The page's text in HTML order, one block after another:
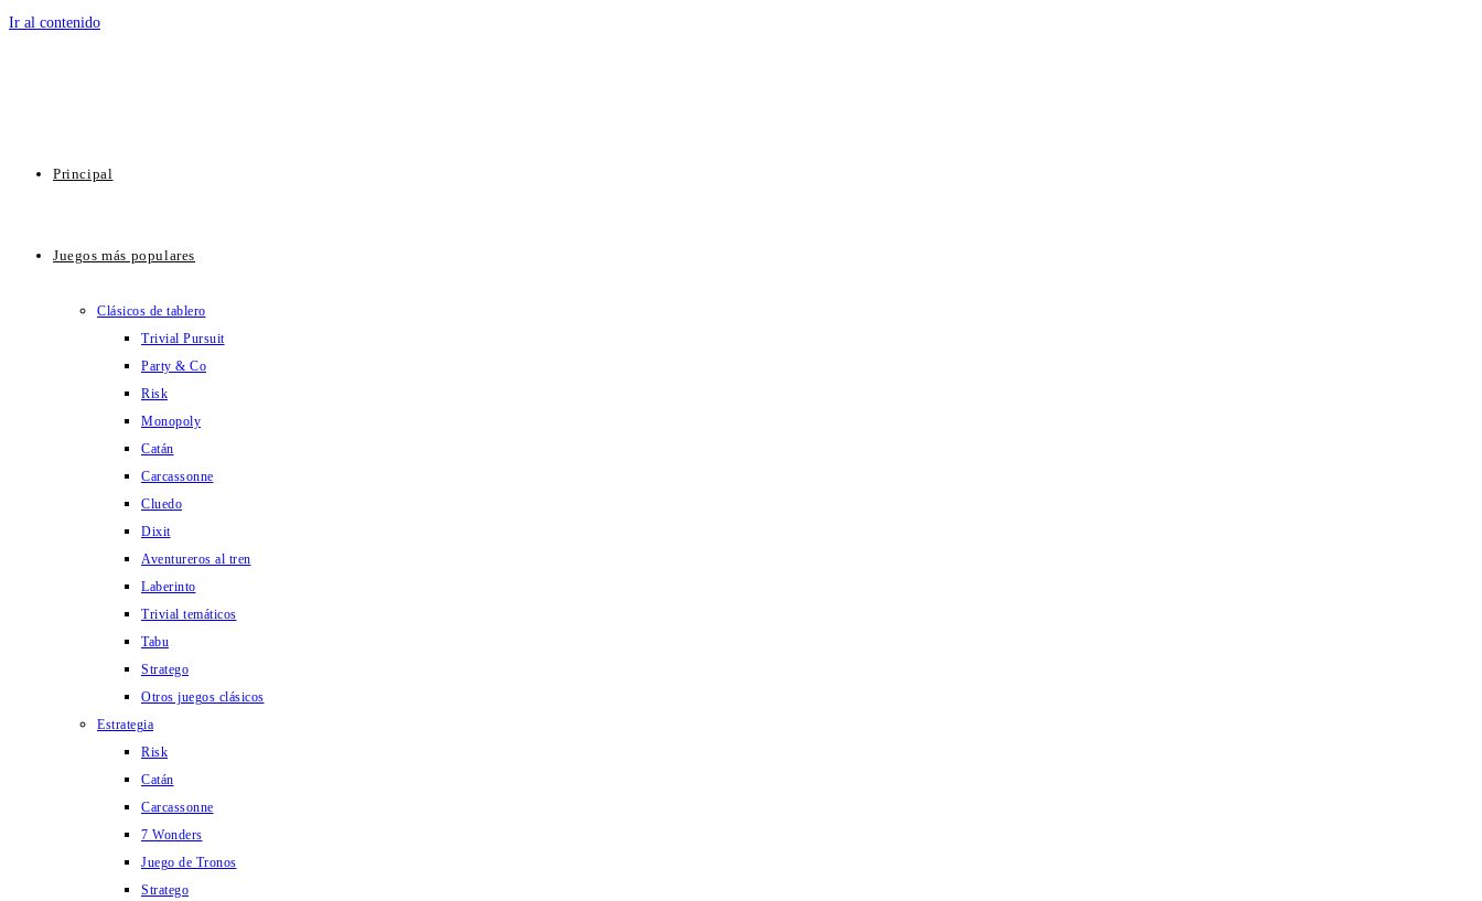
Ir al contenido
Principal
Juegos más populares
Clásicos de tablero
Trivial Pursuit
Party & Co
Risk
Monopoly
Catán
Carcassonne
Cluedo
Dixit
Aventureros al tren
Laberinto
Trivial temáticos
Tabu
Stratego
Otros juegos clásicos
Estrategia
Risk
Catán
Carcassonne
7 Wonders
Juego de Tronos
Stratego